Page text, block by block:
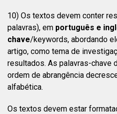
10) Os textos devem conter
palavras), em português e
chave/keywords, abordando
artigo, como tema de
resultados. As palavras-chave
ordem de abrangência
alfabética.
Os textos devem estar